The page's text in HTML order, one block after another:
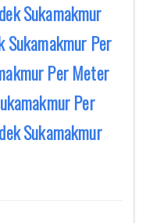
Sukamakmur
Sukamakmur Per
Per Meter
Per
Sukamakmur